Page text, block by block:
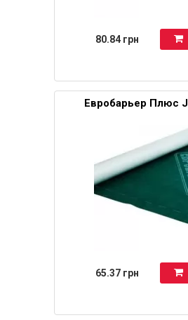
80.84 грн
Евробарьер Плюс
65.37 грн